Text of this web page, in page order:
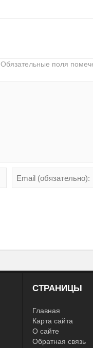
Обязательные поля
СТРАНИЦЫ
Главная
Карта сайта
О сайте
Обратная связь